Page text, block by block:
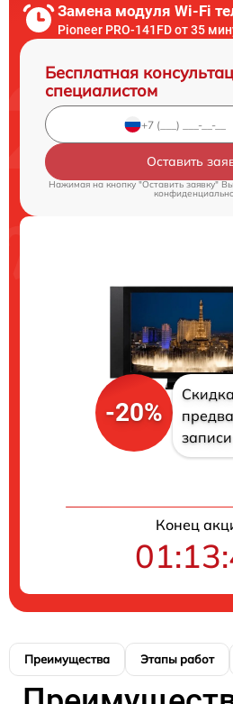
Замена модуля Wi-Fi
Pioneer PRO-141FD от 35
Бесплатная
специалистом
Оставить
Нажимая на кнопку "Оставить заявку"
-20%
Конец
Преимущества Этапы работ